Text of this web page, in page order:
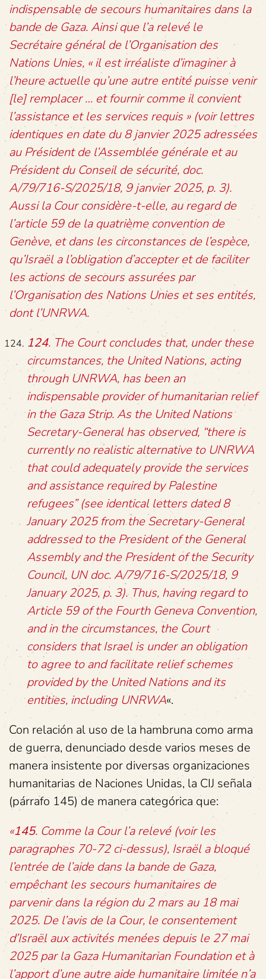
indispensable de secours humanitaires dans la
bande de Gaza. Ainsi que l’a relevé le
Secrétaire général de l’Organisation des
Nations Unies, « il est irréaliste d’imaginer à
l’heure actuelle qu’une autre entité puisse venir
[le] remplacer … et fournir comme il convient
l’assistance et les services requis » (voir lettres
identiques en date du 8 janvier 2025 adressées
au Président de l’Assemblée générale et au
Président du Conseil de sécurité, doc.
A/79/716-S/2025/18, 9 janvier 2025, p. 3).
Aussi la Cour considère-t-elle, au regard de
l’article 59 de la quatrième convention de
Genève, et dans les circonstances de l’espèce,
qu’Israël a l’obligation d’accepter et de faciliter
les actions de secours assurées par
l’Organisation des Nations Unies et ses entités,
dont l’UNRWA.
124. The Court concludes that, under these
circumstances, the United Nations, acting
through UNRWA, has been an
indispensable provider of humanitarian relief
in the Gaza Strip. As the United Nations
Secretary-General has observed, “there is
currently no realistic alternative to UNRWA
that could adequately provide the services
and assistance required by Palestine
refugees” (see identical letters dated 8
January 2025 from the Secretary-General
addressed to the President of the General
Assembly and the President of the Security
Council, UN doc. A/79/716-S/2025/18, 9
January 2025, p. 3). Thus, having regard to
Article 59 of the Fourth Geneva Convention,
and in the circumstances, the Court
considers that Israel is under an obligation
to agree to and facilitate relief schemes
provided by the United Nations and its
entities, including UNRWA«.
Con relación al uso de la hambruna como arma
de guerra, denunciado desde varios meses de
manera insistente por diversas organizaciones
humanitarias de Naciones Unidas, la CIJ señala
(párrafo 145) de manera categórica que:
«145. Comme la Cour l’a relevé (voir les
paragraphes 70-72 ci-dessus), Israël a bloqué
l’entrée de l’aide dans la bande de Gaza,
empêchant les secours humanitaires de
parvenir dans la région du 2 mars au 18 mai
2025. De l’avis de la Cour, le consentement
d’Israël aux activités menées depuis le 27 mai
2025 par la Gaza Humanitarian Foundation et à
l’apport d’une autre aide humanitaire limitée n’a